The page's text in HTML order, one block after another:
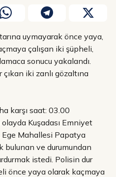
uymayarak önce yaya,
çalışan iki şüpheli,
sonucu yakalandı.
iki zanlı gözaltına
karşı saat: 03.00
Kuşadası Emniyet
Ege Mahallesi Papatya
bulunan ve durumundan
istedi. Polisin dur
önce yaya olarak kaçmaya